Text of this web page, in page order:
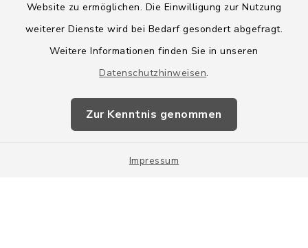
Website zu ermöglichen. Die Einwilligung zur Nutzung
weiterer Dienste wird bei Bedarf gesondert abgefragt.
Weitere Informationen finden Sie in unseren
Datenschutzhinweisen.
Zur Kenntnis genommen
Impressum
Barrierefreiheit
Impressum
Sitemap